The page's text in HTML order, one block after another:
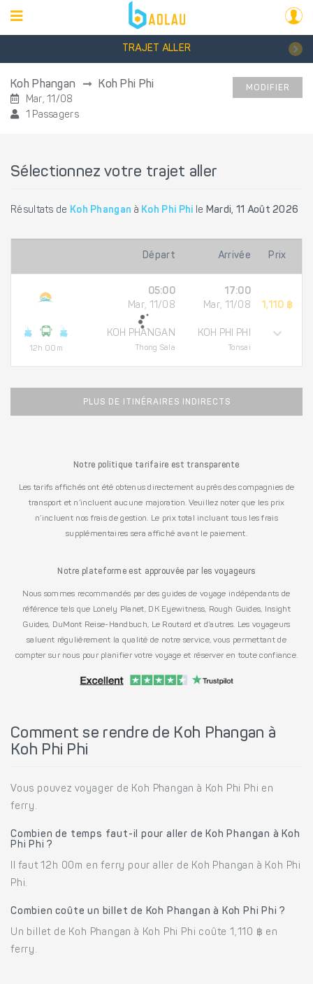
TRAJET ALLER
Koh Phangan Koh Phi Phi
Mar, 11/08
1 Passagers
MODIFIER
Sélectionnez votre trajet aller
Résultats de Koh Phangan à Koh Phi Phi le Mardi, 11 Août 2026
Départ Arrivée Prix
12h 00m
05:00
Mar, 11/08
KOH PHANGAN
Thong Sala
17:00
Mar, 11/08
KOH PHI PHI
Tonsai
1,110 ฿
PLUS DE ITINÉRAIRES INDIRECTS
Notre politique tarifaire est transparente
Les tarifs affichés ont été obtenus directement auprès des compagnies de
transport et n’incluent aucune majoration. Veuillez noter que les prix
n’incluent nos frais de gestion. Le prix total incluant tous les frais
supplémentaires sera affiché avant le paiement.
Notre plateforme est approuvée par les voyageurs
Nous sommes recommandés par des guides de voyage indépendants de
référence tels que Lonely Planet, DK Eyewitness, Rough Guides, Insight
Guides, DuMont Reise-Handbuch, Le Routard et d’autres. Les voyageurs
saluent régulièrement la qualité de notre service, vous permettant de
compter sur nous pour planifier votre voyage et réserver en toute confiance.
Comment se rendre de Koh Phangan à
Koh Phi Phi
Vous pouvez voyager de Koh Phangan à Koh Phi Phi en
ferry.
Combien de temps faut-il pour aller de Koh Phangan à Koh
Phi Phi ?
Il faut 12h 00m en ferry pour aller de Koh Phangan à Koh Phi
Phi.
Combien coûte un billet de Koh Phangan à Koh Phi Phi ?
Un billet de Koh Phangan à Koh Phi Phi coûte 1,110 ฿ en
ferry.